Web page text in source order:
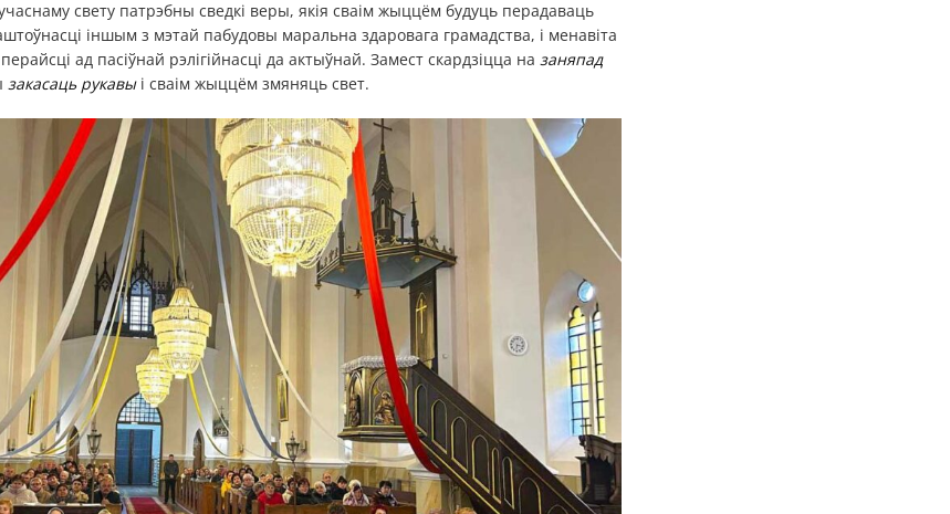
свету патрэбны сведкі веры, якія сваім жыццём будуць перадаваць
іншым з мэтай пабудовы маральна здаровага грамадства, і менавіта
ад пасіўнай рэлігійнасці да актыўнай. Замест скардзіцца на заняпад
закасаць рукавыі сваім жыццём змяняць свет.